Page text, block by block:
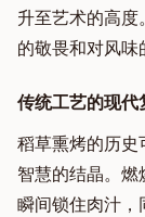
升至艺术的高
的敬畏和对风味
传统工艺的现代
稻草熏烤的历史
智慧的结晶。燃
瞬间锁住肉汁，